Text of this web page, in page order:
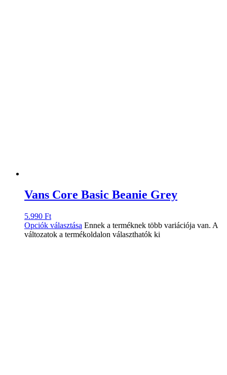
Vans Core Basic Beanie Grey
5.990 Ft
Opciók választása Ennek a terméknek több variációja van. A
változatok a termékoldalon választhatók ki